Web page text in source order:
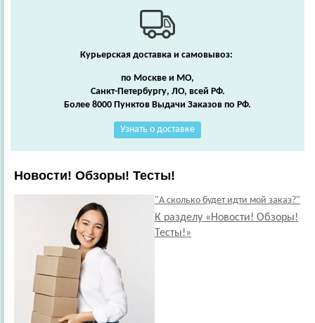
Курьерская доставка и самовывоз:
по Москве и МО,
Санкт-Петербургу, ЛО, всей РФ.
Более 8000 Пунктов Выдачи Заказов по РФ.
Узнать о доставке
Новости! Обзоры! Тесты!
"А сколько будет идти мой заказ?"
К разделу «Новости! Обзоры!
Тесты!»